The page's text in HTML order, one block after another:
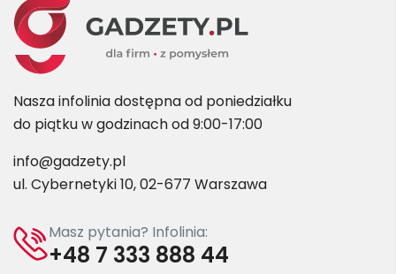
Nasza infolinia dostępna od poniedziałku
do piątku w godzinach od 9:00-17:00
info@gadzety.pl
ul. Cybernetyki 10, 02-677 Warszawa
Masz pytania? Infolinia:
+48 7 333 888 44